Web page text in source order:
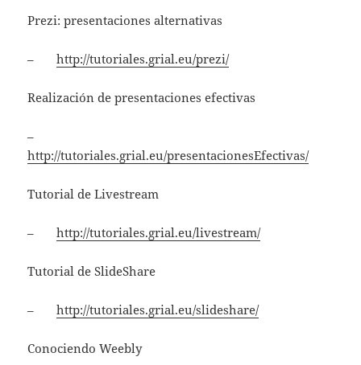
Prezi: presentaciones alternativas
–http://tutoriales.grial.eu/prezi/
Realización de presentaciones efectivas
–
http://tutoriales.grial.eu/presentacionesEfectivas/
Tutorial de Livestream
–http://tutoriales.grial.eu/livestream/
Tutorial de SlideShare
–http://tutoriales.grial.eu/slideshare/
Conociendo Weebly